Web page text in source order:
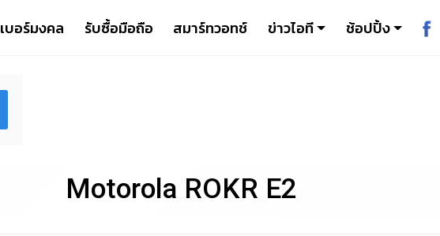
เบอร์มงคล รับซื้อมือถือ สมาร์ทวอทช์ ข่าวไอที ช้อปปิ้ง
Motorola ROKR E2